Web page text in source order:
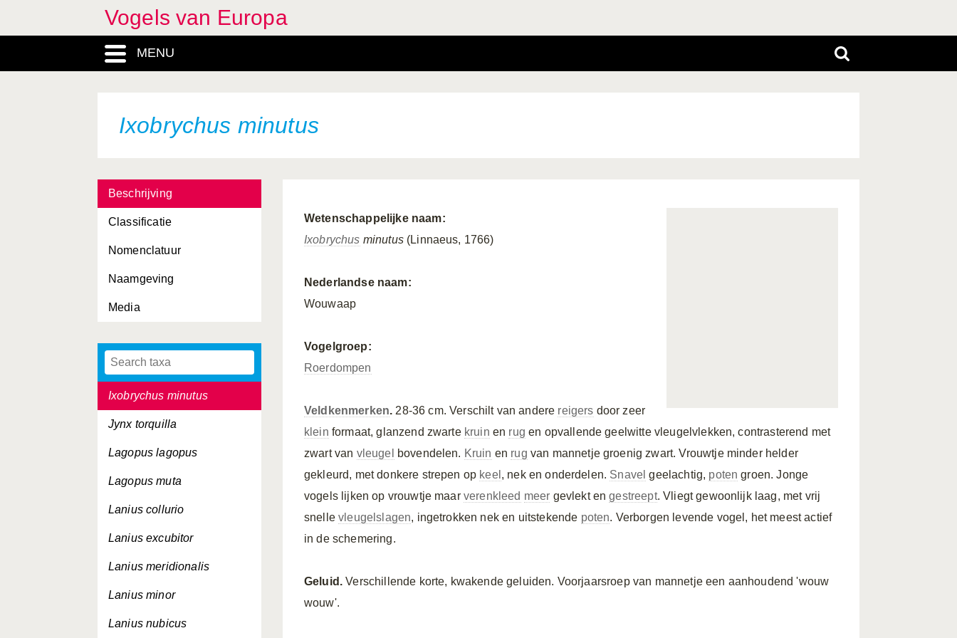
Vogels van Europa
MENU
Ixobrychus minutus
Beschrijving
Classificatie
Nomenclatuur
Naamgeving
Media
Hieraaetus fasciatus
Hieraaetus pennatus
Hippolais icterina
Hippolais pallida
Hippolais polyglotta
Hirundo daurica
Hirundo rustica
Histrionicus histrionicus
Hydrobates pelagicus
Ixobrychus minutus
Jynx torquilla
Lagopus lagopus
Lagopus muta
Lanius collurio
Lanius excubitor
Lanius meridionalis
Lanius minor
Lanius nubicus
Wetenschappelijke naam:
Ixobrychus minutus(Linnaeus, 1766)
Nederlandse naam:
Wouwaap
Vogelgroep:
Roerdompen
Veldkenmerken. 28-36 cm. Verschilt van andere reigers door zeer
klein formaat, glanzend zwarte kruin en rug en opvallende geelwitte vleugelvlekken, contrasterend met
zwart van vleugel bovendelen. Kruin en rug van mannetje groenig zwart. Vrouwtje minder helder
gekleurd, met donkere strepen op keel , nek en onderdelen. Snavel geelachtig, poten groen. Jonge
vogels lijken op vrouwtje maar verenkleed meer gevlekt engestreept. Vliegt gewoonlijk laag, met vrij
snellevleugelslagen, ingetrokken nek en uitstekende poten. Verborgen levende vogel, het meest actief
in de schemering.
Geluid. Verschillende korte, kwakende geluiden. Voorjaarsroep van mannetje een aanhoudend 'wouw
wouw'.